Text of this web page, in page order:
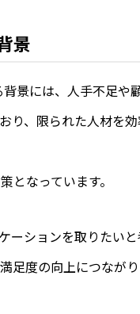
景
景には、人手不足や
り、限られた人材を
となっています。
ションを取りたい
度の向上につながり